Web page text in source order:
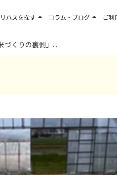
づくりの裏側」...
ハスを探すarrow_drop_up
ア
州エリア
コラム・ブログarrow_drop_up
事業所ブログ
ご利